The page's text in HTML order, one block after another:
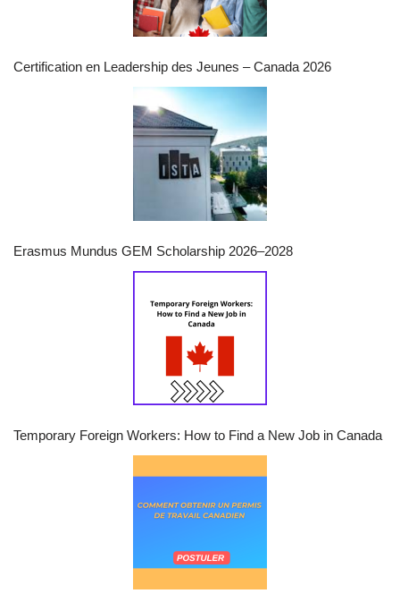
Certification en Leadership des Jeunes – Canada 2026
Erasmus Mundus GEM Scholarship 2026–2028
Temporary Foreign Workers: How to Find a New Job in Canada